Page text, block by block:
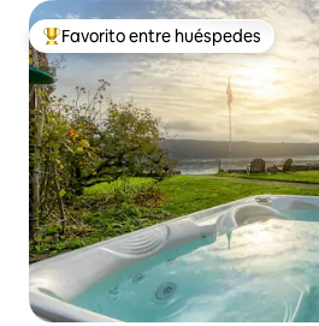
Favorito entre huéspedes preferido
Favorito entre huéspedes